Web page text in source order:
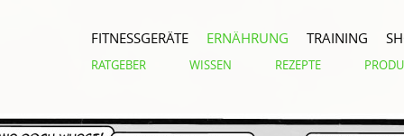
FITNESSGERÄTE ERNÄHRUNG TRAINING
RATGEBER WISSEN REZEPTE